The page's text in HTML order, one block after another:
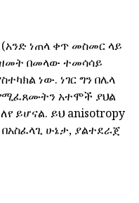
ነጠላ ቀጥ መስመር ላይ
በመላው ተመሳሳይ
ነው. ነገር ግን በሌላ
አተሞች ያህል
ይሆናል. ይህ anisotropy
ሁኔታ, ያልተደራጀ